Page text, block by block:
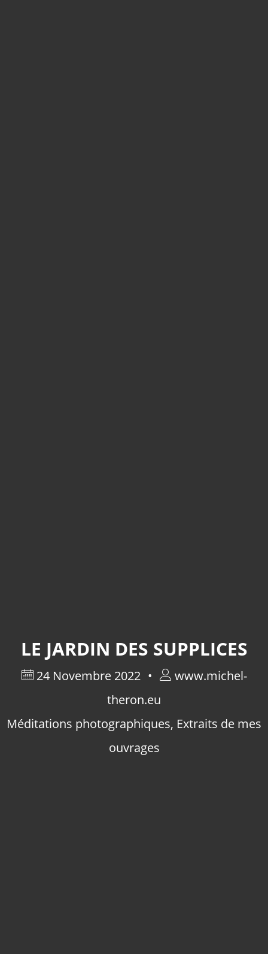
LE JARDIN DES SUPPLICES
24 Novembre 2022
www.michel-
theron.eu
Méditations photographiques, Extraits de mes
ouvrages